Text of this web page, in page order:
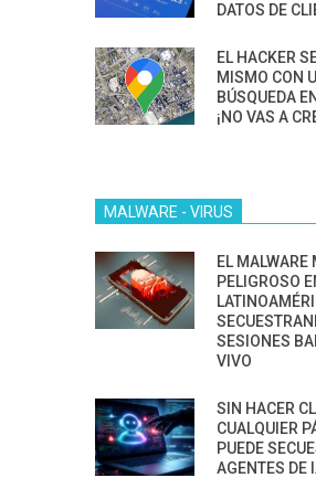
DATOS DE
EL HACKER
MISMO CON
BÚSQUEDA
¡NO VAS A
MALWARE - VIRUS
EL MALWARE
PELIGROSO
SESIONES
VIVO
SIN HACER
CUALQUIER
PUEDE
AGENTES DE